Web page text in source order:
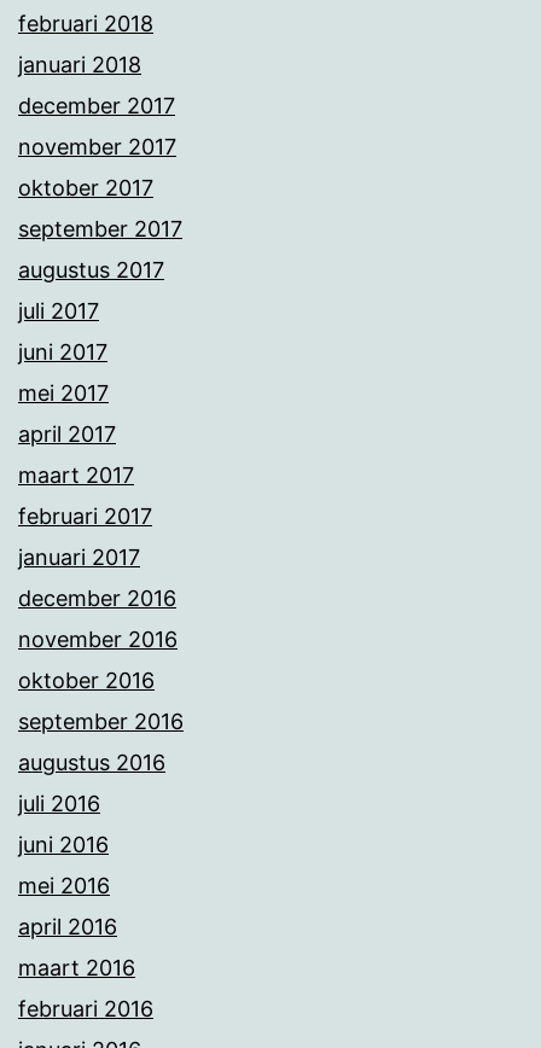
februari 2018
januari 2018
december 2017
november 2017
oktober 2017
september 2017
augustus 2017
juli 2017
juni 2017
mei 2017
april 2017
maart 2017
februari 2017
januari 2017
december 2016
november 2016
oktober 2016
september 2016
augustus 2016
juli 2016
juni 2016
mei 2016
april 2016
maart 2016
februari 2016